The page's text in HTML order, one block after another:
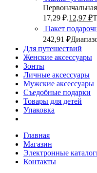
17,29 ₽.12,97 ₽
Пакет
242,91 ₽
Для путешествий
Женские аксессуары
Зонты
Личные аксессуары
Мужские аксессуары
Съедобные подарки
Товары для детей
Упаковка
Главная
Магазин
Электронные
Контакты